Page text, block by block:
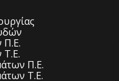
Π.Ε.
Τ.Ε.